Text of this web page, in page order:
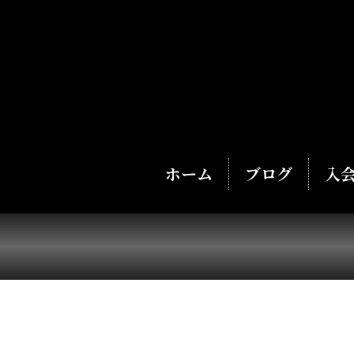
ホーム ブログ 入